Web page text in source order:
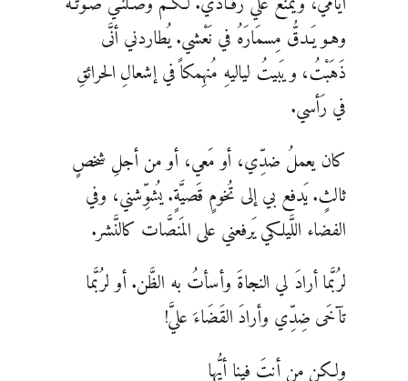
وهـو يَـدقُّ مِسمَارَهُ في نَعْشي. يُطاردني أنَّى
ذَهَبْتُ، ويَبيتُ لياليهِ مُنهِمكاً في إشعالِ الحرائقِ
في رَأسي.
كان يعملُ ضدِّي، أو مَعي، أو من أجلِ شخصٍ
ثالثٍ. يَدفع بي إلى تُخومٍ قَصيَّةٍ. يُشوِّشني، وفي
الفضاء اللَّيلكي يَرفعني على المَنصَّات كالنَّشر.
لرُبَّما أرادَ لي النجاةَ وأسأتُ به الظَّن. أو لرُبَّما
تآخَى ضِدِّي وأرادَ القَضَاءَ عليَّ!
ولكن من أنتَ فينا أيُّها